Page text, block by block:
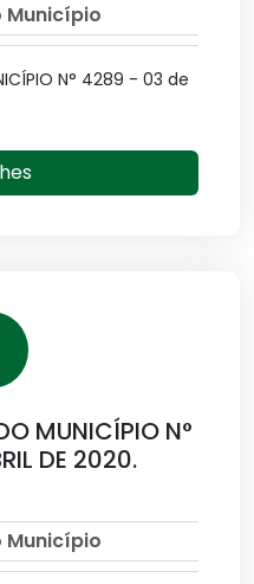
Município
N° 4289 - 03 de
MUNICÍPIO N°
DE 2020.
Município